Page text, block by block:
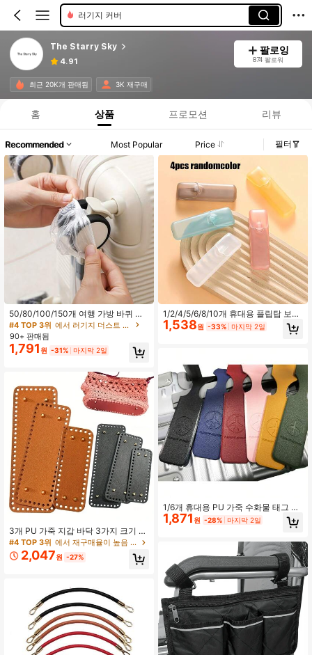
러기지 커버
The Starry Sky
4.91
팔로잉
874 팔로워
최근 20K개 판매됨 3K 재구매
홈 상품 프로모션 리뷰
Recommended Most Popular Price 필터
50/80/100/150개 여행 가방 바퀴 먼
지 커버, 여행 가방 바퀴 보호대, 여행
가방 사무실 의자 캐스터 탄성 커버
#4 TOP 3위
에서 러기지 더스트 커버
90+ 판매됨
1,791 원 -31% 마지막 2일
3개 PU 가죽 지갑 바닥 3가지 크기 가
방 바닥 검정색 직사각형 크로셰 후크
주머니 기저부 DIY 크로셰 가방 숄더
백 지갑용 구멍 포함
#4 TOP 3위 에서 재구매율이 높음 DIY 가방 액세서리
2,047원 -27%
1/2/4/5/6/8/10개 휴대용 플립탑 보관
함, 이쑤시개, 치실, 귀이개, 면봉 보관,
다양한 색상 선택 가능, 컴팩트한 디자
1,538원 -33% 마지막 2일
1/6개 휴대용 PU 가죽 수화물 태그 핸
드백 태그 라벨 식별자 주소 홀더 여행
액세서리 휴가 여행 필수품 여행용 가
기 크루즈 가방 학교 용품 학교 액세서
1,871 원 -28% 마지막 2일